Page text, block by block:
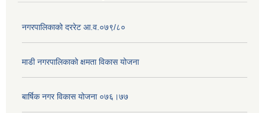
नगरपालिकाको दररेट आ.व.०७९/८०
माडी नगरपालिकाको क्षमता विकास योजना
बार्षिक नगर विकास योजना ०७६।७७